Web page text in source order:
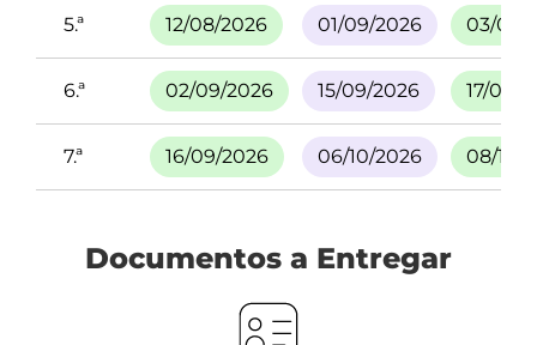
5.ª 12/08/2026 01/09/2026 03/09/
6.ª 02/09/2026 15/09/2026 17/09/
7.ª 16/09/2026 06/10/2026 08/10/
Documentos a Entregar